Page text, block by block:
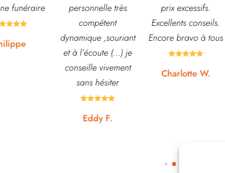
très
,souriant
(...) je
prix excessifs.
Excellents conseils.
Encore bravo à tous

Charlotte W.
jardin. L’équipe est
souvent disponible
pour échanger et
conseiller. J’y vais
régulièrement et ne